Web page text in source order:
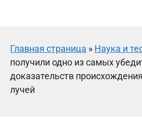
Главная страница » Наука и
получили одно из самых
доказательств
лучей